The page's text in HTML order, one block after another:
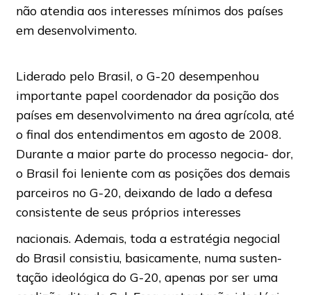
não atendia aos interesses mínimos dos países
em desenvolvimento.
Liderado pelo Brasil, o G-20 desempenhou
importante papel coordenador da posição dos
países em desenvolvimento na área agrícola, até
o final dos entendimentos em agosto de 2008.
Durante a maior parte do processo negocia- dor,
o Brasil foi leniente com as posições dos demais
parceiros no G-20, deixando de lado a defesa
consistente de seus próprios interesses
nacionais. Ademais, toda a estratégia negocial
do Brasil consistiu, basicamente, numa susten-
tação ideológica do G-20, apenas por ser uma